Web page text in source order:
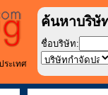
ระเทศ
ค้นหาบริษั
ชื่อบริษัท: